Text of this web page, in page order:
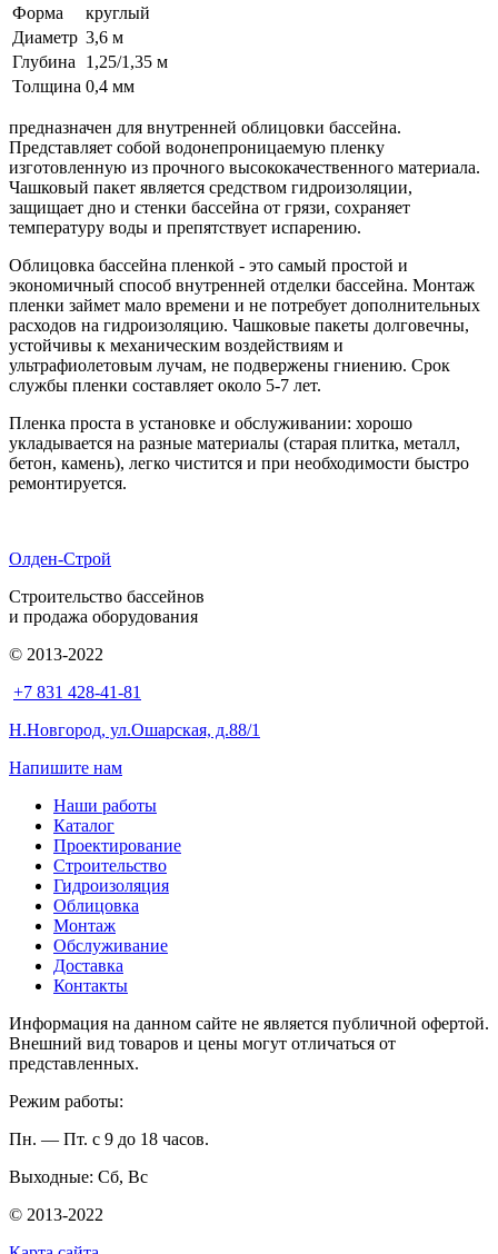
Форма
круглый
Диаметр 3,6 м
Глубина
1,25/1,35 м
Толщина 0,4 мм
предназначен для внутренней облицовки бассейна.
Представляет собой водонепроницаемую пленку
изготовленную из прочного высококачественного материала.
Чашковый пакет является средством гидроизоляции,
защищает дно и стенки бассейна от грязи, сохраняет
температуру воды и препятствует испарению.
Облицовка бассейна пленкой - это самый простой и
экономичный способ внутренней отделки бассейна. Монтаж
пленки займет мало времени и не потребует дополнительных
расходов на гидроизоляцию. Чашковые пакеты долговечны,
устойчивы к механическим воздействиям и
ультрафиолетовым лучам, не подвержены гниению. Срок
службы пленки составляет около 5-7 лет.
Пленка проста в установке и обслуживании: хорошо
укладывается на разные материалы (старая плитка, металл,
бетон, камень), легко чистится и при необходимости быстро
ремонтируется.
Олден-Строй
Строительство бассейнов
и продажа оборудования
© 2013-2022
+7 831 428-41-81
Н.Новгород, ул.Ошарская, д.88/1
Напишите нам
Наши работы
Каталог
Проектирование
Строительство
Гидроизоляция
Облицовка
Монтаж
Обслуживание
Доставка
Контакты
Информация на данном сайте не является публичной офертой.
Внешний вид товаров и цены могут отличаться от
представленных.
Режим работы:
Пн. — Пт. с 9 до 18 часов.
Выходные: Сб, Вс
© 2013-2022